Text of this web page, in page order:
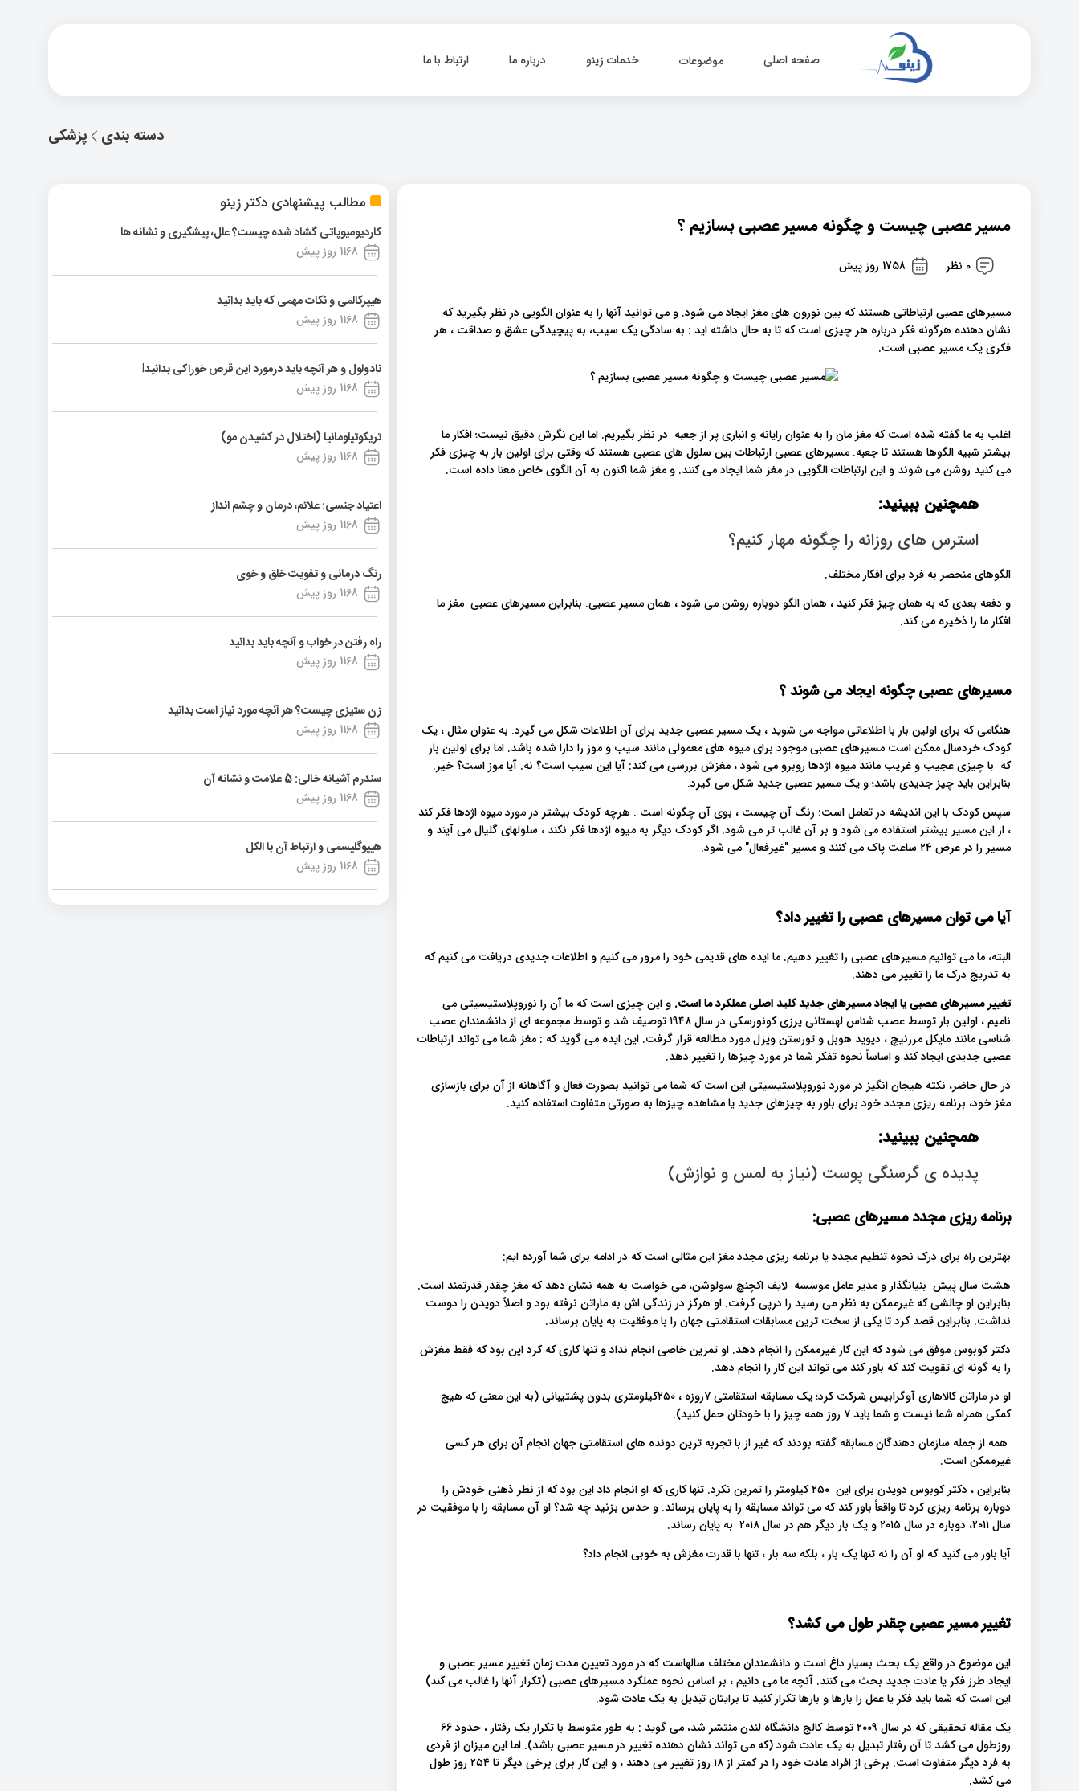
صفحه اصلی موضوعات خدمات زینو درباره ما ارتباط با ما
پزشکی دسته بندی
مطالب پیشنهادی دکتر زینو
کاردیومیوپاتی گشاد شده چیست؟ علل، پیشگیری و نشانه ها
1168 روز پیش
هیپرکالمی و نکات مهمی که باید بدانید
1168 روز پیش
نادولول و هر آنچه باید درمورد این قرص خوراکی بدانید!
1168 روز پیش
تریکوتیلومانیا (اختلال در کشیدن مو)
1168 روز پیش
اعتیاد جنسی: علائم، درمان و چشم انداز
1168 روز پیش
رنگ درمانی و تقویت خلق و خوی
1168 روز پیش
راه رفتن در خواب و آنچه باید بدانید
1168 روز پیش
زن ستیزی چیست؟ هر آنچه مورد نیاز است بدانید
1168 روز پیش
سندرم آشیانه خالی: 5 علامت و نشانه آن
1168 روز پیش
هیپوگلیسمی و ارتباط آن با الکل
1168 روز پیش
مسیر عصبی چیست و چگونه مسیر عصبی بسازیم ؟
0 نظر 1758 روز پیش
مسیرهای عصبی ارتباطاتی هستند که بین نورون های مغز ایجاد می شود. و می توانید آنها را به عنوان الگویی در نظر بگیرید که
نشان دهنده هرگونه فکر درباره هر چیزی است که تا به حال داشته اید : به سادگی یک سیب، به پیچیدگی عشق و صداقت ، هر
فکری یک مسیر عصبی است.
اغلب به ما گفته شده است که مغز مان را به عنوان رایانه و انباری پر از جعبه در نظر بگیریم. اما این نگرش دقیق نیست؛ افکار ما
بیشتر شبیه الگوها هستند تا جعبه. مسیرهای عصبی ارتباطات بین سلول های عصبی هستند که وقتی برای اولین بار به چیزی فکر
می کنید روشن می شوند و این ارتباطات الگویی در مغز شما ایجاد می کنند. و مغز شما اکنون به آن الگوی خاص معنا داده است.
همچنین ببینید:
استرس های روزانه را چگونه مهار کنیم؟
الگوهای منحصر به فرد برای افکار مختلف.
و دفعه بعدی که به همان چیز فکر کنید ، همان الگو دوباره روشن می شود ، همان مسیر عصبی. بنابراین مسیرهای عصبی مغز ما
افکار ما را ذخیره می کند.
مسیرهای عصبی چگونه ایجاد می شوند ؟
هنگامی که برای اولین بار با اطلاعاتی مواجه می شوید ، یک مسیر عصبی جدید برای آن اطلاعات شکل می گیرد. به عنوان مثال ، یک
کودک خردسال ممکن است مسیرهای عصبی موجود برای میوه های معمولی مانند سیب و موز را دارا شده باشد. اما برای اولین بار
که با چیزی عجیب و غریب مانند میوه اژدها روبرو می شود ، مغزش بررسی می کند: آیا این سیب است؟ نه. آیا موز است؟ خیر.
بنابراین باید چیز جدیدی باشد؛ و یک مسیر عصبی جدید شکل می گیرد.
سپس کودک با این اندیشه در تعامل است: رنگ آن چیست ، بوی آن چگونه است . هرچه کودک بیشتر در مورد میوه اژدها فکر کند
، از این مسیر بیشتر استفاده می شود و بر آن غالب تر می شود. اگر کودک دیگر به میوه اژدها فکر نکند ، سلولهای گلیال می آیند و
مسیر را در عرض ۲۴ ساعت پاک می کنند و مسیر "غیرفعال" می شود.
آیا می توان مسیرهای عصبی را تغییر داد؟
البته، ما می توانیم مسیرهای عصبی را تغییر دهیم. ما ایده های قدیمی خود را مرور می کنیم و اطلاعات جدیدی دریافت می کنیم که
به تدریج درک ما را تغییر می دهند.
تغییر مسیرهای عصبی یا ایجاد مسیرهای جدید کلید اصلی عملکرد ما است. و این چیزی است که ما آن را نوروپلاستیسیتی می
نامیم ، اولین بار توسط عصب شناس لهستانی یرزی کونورسکی در سال ۱۹۴۸ توصیف شد و توسط مجموعه ای از دانشمندان عصب
شناسی مانند مایکل مرزنیچ ، دیوید هوبل و تورستن ویزل مورد مطالعه قرار گرفت. این ایده می گوید که : مغز شما می تواند ارتباطات
عصبی جدیدی ایجاد کند و اساساً نحوه تفکر شما در مورد چیزها را تغییر دهد.
در حال حاضر، نکته هیجان انگیز در مورد نوروپلاستیسیتی این است که شما می توانید بصورت فعال و آگاهانه از آن برای بازسازی
مغز خود، برنامه ریزی مجدد خود برای باور به چیزهای جدید یا مشاهده چیزها به صورتی متفاوت استفاده کنید.
همچنین ببینید:
پدیده ی گرسنگی پوست (نیاز به لمس و نوازش)
برنامه ریزی مجدد مسیرهای عصبی:
بهترین راه برای درک نحوه تنظیم مجدد یا برنامه ریزی مجدد مغز این مثالی است که در ادامه برای شما آورده ایم:
هشت سال پیش بنیانگذار و مدیر عامل موسسه لایف اکچنچ سولوشن، می خواست به همه نشان دهد که مغز چقدر قدرتمند است.
بنابراین او چالشی که غیرممکن به نظر می رسید را درپی گرفت. او هرگز در زندگی اش به ماراتن نرفته بود و اصلاً دویدن را دوست
نداشت. بنابراین قصد کرد تا یکی از سخت ترین مسابقات استقامتی جهان را با موفقیت به پایان برساند.
دکتر کوبوس موفق می شود که این کار غیرممکن را انجام دهد. او تمرین خاصی انجام نداد و تنها کاری که کرد این بود که فقط مغزش
را به گونه ای تقویت کند که باور کند می تواند این کار را انجام دهد.
او در ماراتن کالاهاری آوگرابیس شرکت کرد؛ یک مسابقه استقامتی ۷روزه ، ۲۵۰کیلومتری بدون پشتیبانی (به این معنی که هیچ
کمکی همراه شما نیست و شما باید ۷ روز همه چیز را با خودتان حمل کنید).
همه از جمله سازمان دهندگان مسابقه گفته بودند که غیر از با تجربه ترین دونده های استقامتی جهان انجام آن برای هر کسی
غیرممکن است.
بنابراین ، دکتر کوبوس دویدن برای این ۲۵۰ کیلومتر را تمرین نکرد. تنها کاری که او انجام داد این بود که از نظر ذهنی خودش را
دوباره برنامه ریزی کرد تا واقعاً باور کند که می تواند مسابقه را به پایان برساند. و حدس بزنید چه شد؟ او آن مسابقه را با موفقیت در
سال ۲۰۱۱، دوباره در سال ۲۰۱۵ و یک بار دیگر هم در سال ۲۰۱۸ به پایان رساند.
آیا باور می کنید که او آن را نه تنها یک بار ، بلکه سه بار ، تنها با قدرت مغزش به خوبی انجام داد؟
تغییر مسیر عصبی چقدر طول می کشد؟
این موضوع در واقع یک بحث بسیار داغ است و دانشمندان مختلف سالهاست که در مورد تعیین مدت زمان تغییر مسیر عصبی و
ایجاد طرز فکر یا عادت جدید بحث می کنند. آنچه ما می دانیم ، بر اساس نحوه عملکرد مسیرهای عصبی (تکرار آنها را غالب می کند)
این است که شما باید فکر یا عمل را بارها و بارها تکرار کنید تا برایتان تبدیل به یک عادت شود.
یک مقاله تحقیقی که در سال ۲۰۰۹ توسط کالج دانشگاه لندن منتشر شد، می گوید : به طور متوسط ​​با تکرار یک رفتار ، حدود ۶۶
روزطول می کشد تا آن رفتار تبدیل به یک عادت شود (که می تواند نشان دهنده تغییر در مسیر عصبی باشد). اما این میزان از فردی
به فرد دیگر متفاوت است. برخی از افراد عادت خود را در کمتر از ۱۸ روز تغییر می دهند ، و این کار برای برخی دیگر تا ۲۵۴ روز طول
می کشد.